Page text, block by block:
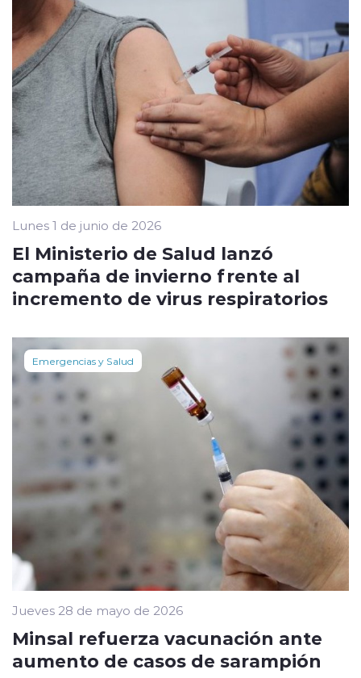
Lunes 1 de junio de 2026
El Ministerio de Salud lanzó
campaña de invierno frente al
incremento de virus respiratorios
Emergencias y Salud
Jueves 28 de mayo de 2026
Minsal refuerza vacunación ante
aumento de casos de sarampión